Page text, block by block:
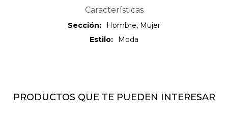
Características
Sección
Hombre, Mujer
Estilo
Moda
PRODUCTOS QUE TE PUEDEN INTERESAR